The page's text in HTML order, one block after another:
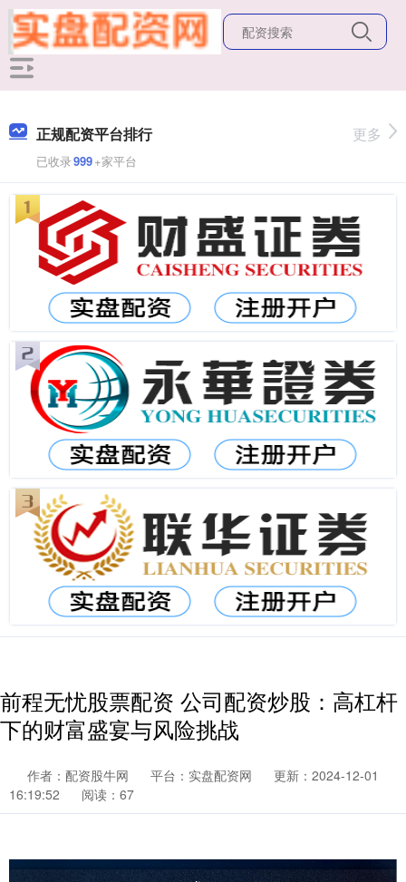
正规配资平台排行
已收录999+家平台
更多
前程无忧股票配资 公司配资炒股：高杠杆
下的财富盛宴与风险挑战
作者：配资股牛网 平台：实盘配资网
更新：2024-12-01
16:19:52
阅读：67